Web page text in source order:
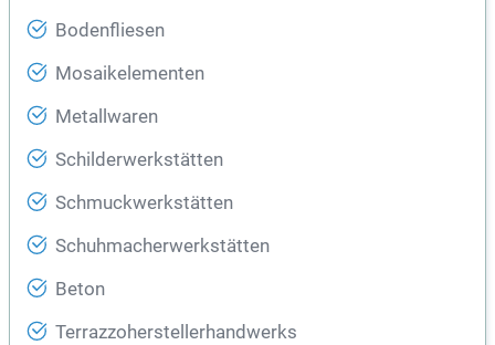
Bodenfliesen
Mosaikelementen
Metallwaren
Schilderwerkstätten
Schmuckwerkstätten
Schuhmacherwerkstätten
Beton
Terrazzoherstellerhandwerks